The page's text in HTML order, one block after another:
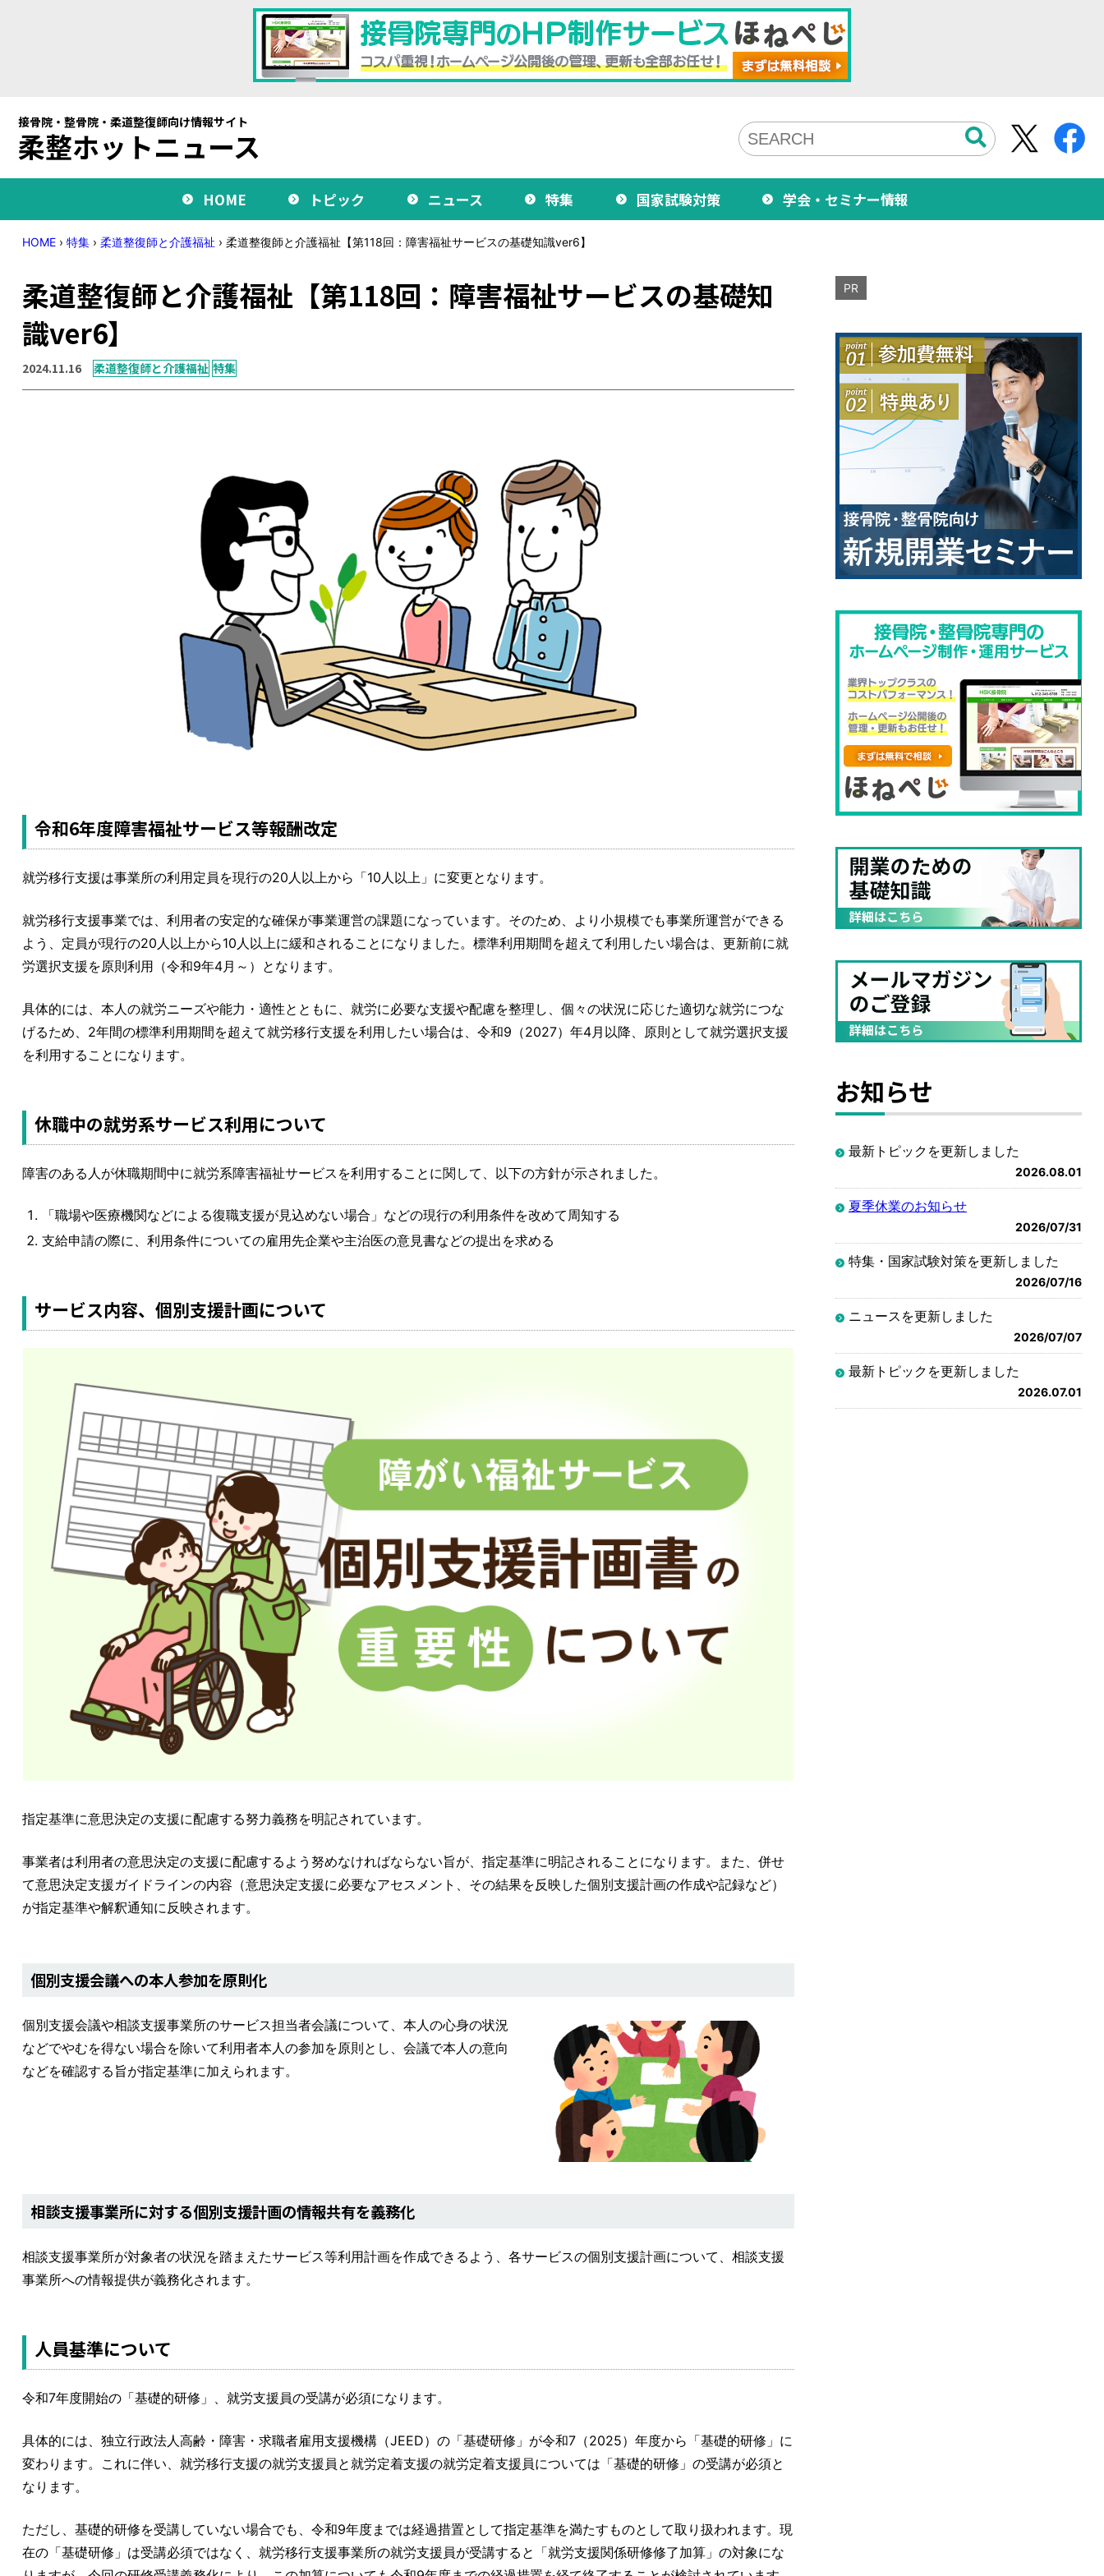
接骨院・整骨院・柔道整復師向け情報サイト
柔整ホットニュース
HOME トピック ニュース 特集 国家試験対策 学会・セミナー情報
HOME › 特集 › 柔道整復師と介護福祉 › 柔道整復師と介護福祉【第118回：障害福祉サービスの基礎知識ver6】
柔道整復師と介護福祉【第118回：障害福祉サービスの基礎知
識ver6】
2024.11.16 柔道整復師と介護福祉 特集
令和6年度障害福祉サービス等報酬改定
就労移行支援は事業所の利用定員を現行の20人以上から「10人以上」に変更となります。
就労移行支援事業では、利用者の安定的な確保が事業運営の課題になっています。そのため、より小規模でも事業所運営ができる
よう、定員が現行の20人以上から10人以上に緩和されることになりました。標準利用期間を超えて利用したい場合は、更新前に就
労選択支援を原則利用（令和9年4月～）となります。
具体的には、本人の就労ニーズや能力・適性とともに、就労に必要な支援や配慮を整理し、個々の状況に応じた適切な就労につな
げるため、2年間の標準利用期間を超えて就労移行支援を利用したい場合は、令和9（2027）年4月以降、原則として就労選択支援
を利用することになります。
休職中の就労系サービス利用について
障害のある人が休職期間中に就労系障害福祉サービスを利用することに関して、以下の方針が示されました。
「職場や医療機関などによる復職支援が見込めない場合」などの現行の利用条件を改めて周知する
支給申請の際に、利用条件についての雇用先企業や主治医の意見書などの提出を求める
サービス内容、個別支援計画について
指定基準に意思決定の支援に配慮する努力義務を明記されています。
事業者は利用者の意思決定の支援に配慮するよう努めなければならない旨が、指定基準に明記されることになります。また、併せ
て意思決定支援ガイドラインの内容（意思決定支援に必要なアセスメント、その結果を反映した個別支援計画の作成や記録など）
が指定基準や解釈通知に反映されます。
個別支援会議への本人参加を原則化
個別支援会議や相談支援事業所のサービス担当者会議について、本人の心身の状況
などでやむを得ない場合を除いて利用者本人の参加を原則とし、会議で本人の意向
などを確認する旨が指定基準に加えられます。
相談支援事業所に対する個別支援計画の情報共有を義務化
相談支援事業所が対象者の状況を踏まえたサービス等利用計画を作成できるよう、各サービスの個別支援計画について、相談支援
事業所への情報提供が義務化されます。
人員基準について
令和7年度開始の「基礎的研修」、就労支援員の受講が必須になります。
具体的には、独立行政法人高齢・障害・求職者雇用支援機構（JEED）の「基礎研修」が令和7（2025）年度から「基礎的研修」に
変わります。これに伴い、就労移行支援の就労支援員と就労定着支援の就労定着支援員については「基礎的研修」の受講が必須と
なります。
ただし、基礎的研修を受講していない場合でも、令和9年度までは経過措置として指定基準を満たすものとして取り扱われます。現
在の「基礎研修」は受講必須ではなく、就労移行支援事業所の就労支援員が受講すると「就労支援関係研修修了加算」の対象にな
PR
お知らせ
最新トピックを更新しました
2026.08.01
夏季休業のお知らせ
2026/07/31
特集・国家試験対策を更新しました
2026/07/16
ニュースを更新しました
2026/07/07
最新トピックを更新しました
2026.07.01